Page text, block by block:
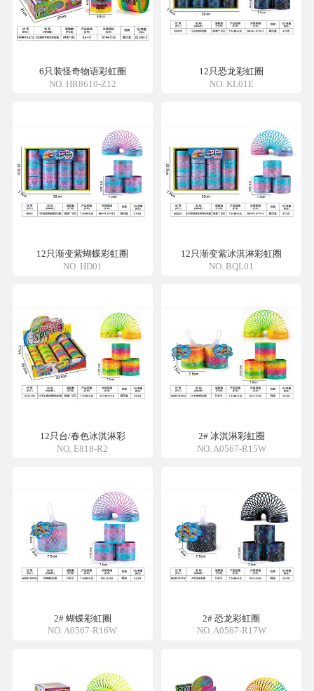
6只装怪奇物语彩虹圈
NO. HR8610-Z12
12只恐龙彩虹圈
NO. KL01E
12只渐变紫蝴蝶彩虹圈
NO. HD01
12只渐变紫冰淇淋彩虹圈
NO. BQL01
12只台/春色冰淇淋彩
NO. E818-R2
2# 冰淇淋彩虹圈
NO. A0567-R15W
2# 蝴蝶彩虹圈
NO. A0567-R16W
2# 恐龙彩虹圈
NO. A0567-R17W